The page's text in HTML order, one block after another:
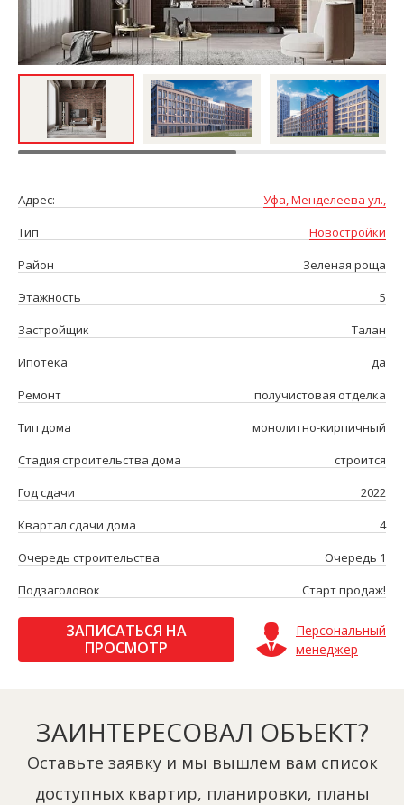
Адрес:
Уфа, Менделеева ул.,
Тип
Новостройки
Район
Зеленая роща
Этажность
5
Застройщик
Талан
Ипотека
да
Ремонт
получистовая отделка
Тип дома
монолитно-кирпичный
Стадия строительства дома
строится
Год сдачи
2022
Квартал сдачи дома
4
Очередь строительства
Очередь 1
Подзаголовок
Старт продаж!
ЗАПИСАТЬСЯ НА
ПРОСМОТР
Персональный
менеджер
ЗАИНТЕРЕСОВАЛ ОБЪЕКТ?
Оставьте заявку и мы вышлем вам список
доступных квартир, планировки, планы